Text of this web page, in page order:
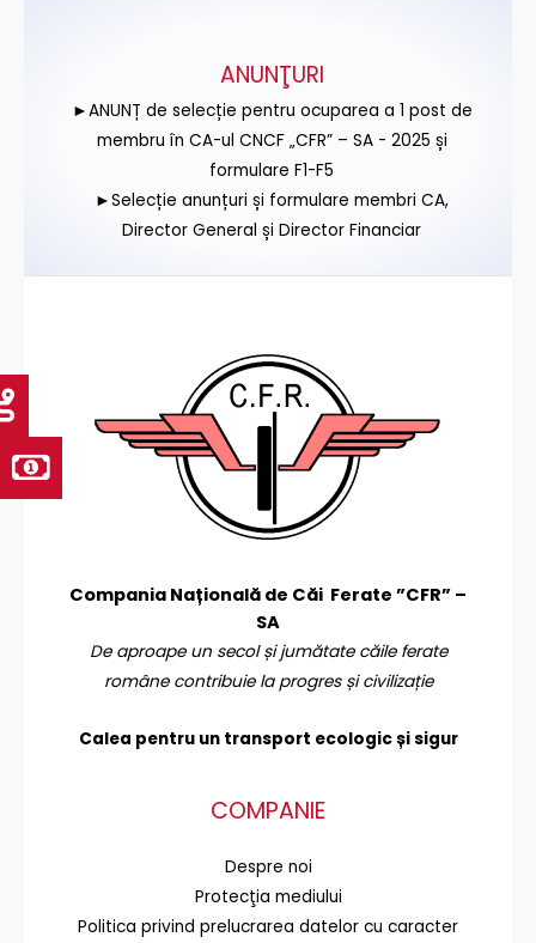
ANUNŢURI
►ANUNȚ de selecție pentru ocuparea a 1 post de
membru în CA-ul CNCF „CFR” – SA - 2025 și
formulare F1-F5
►Selecție anunțuri și formulare membri CA,
Director General și Director Financiar
Compania Națională de Căi Ferate ”CFR” –
SA
De aproape un secol și jumătate căile ferate
române contribuie la progres și civilizație
Calea pentru un transport ecologic și sigur
COMPANIE
Despre noi
Protecţia mediului
Politica privind prelucrarea datelor cu caracter